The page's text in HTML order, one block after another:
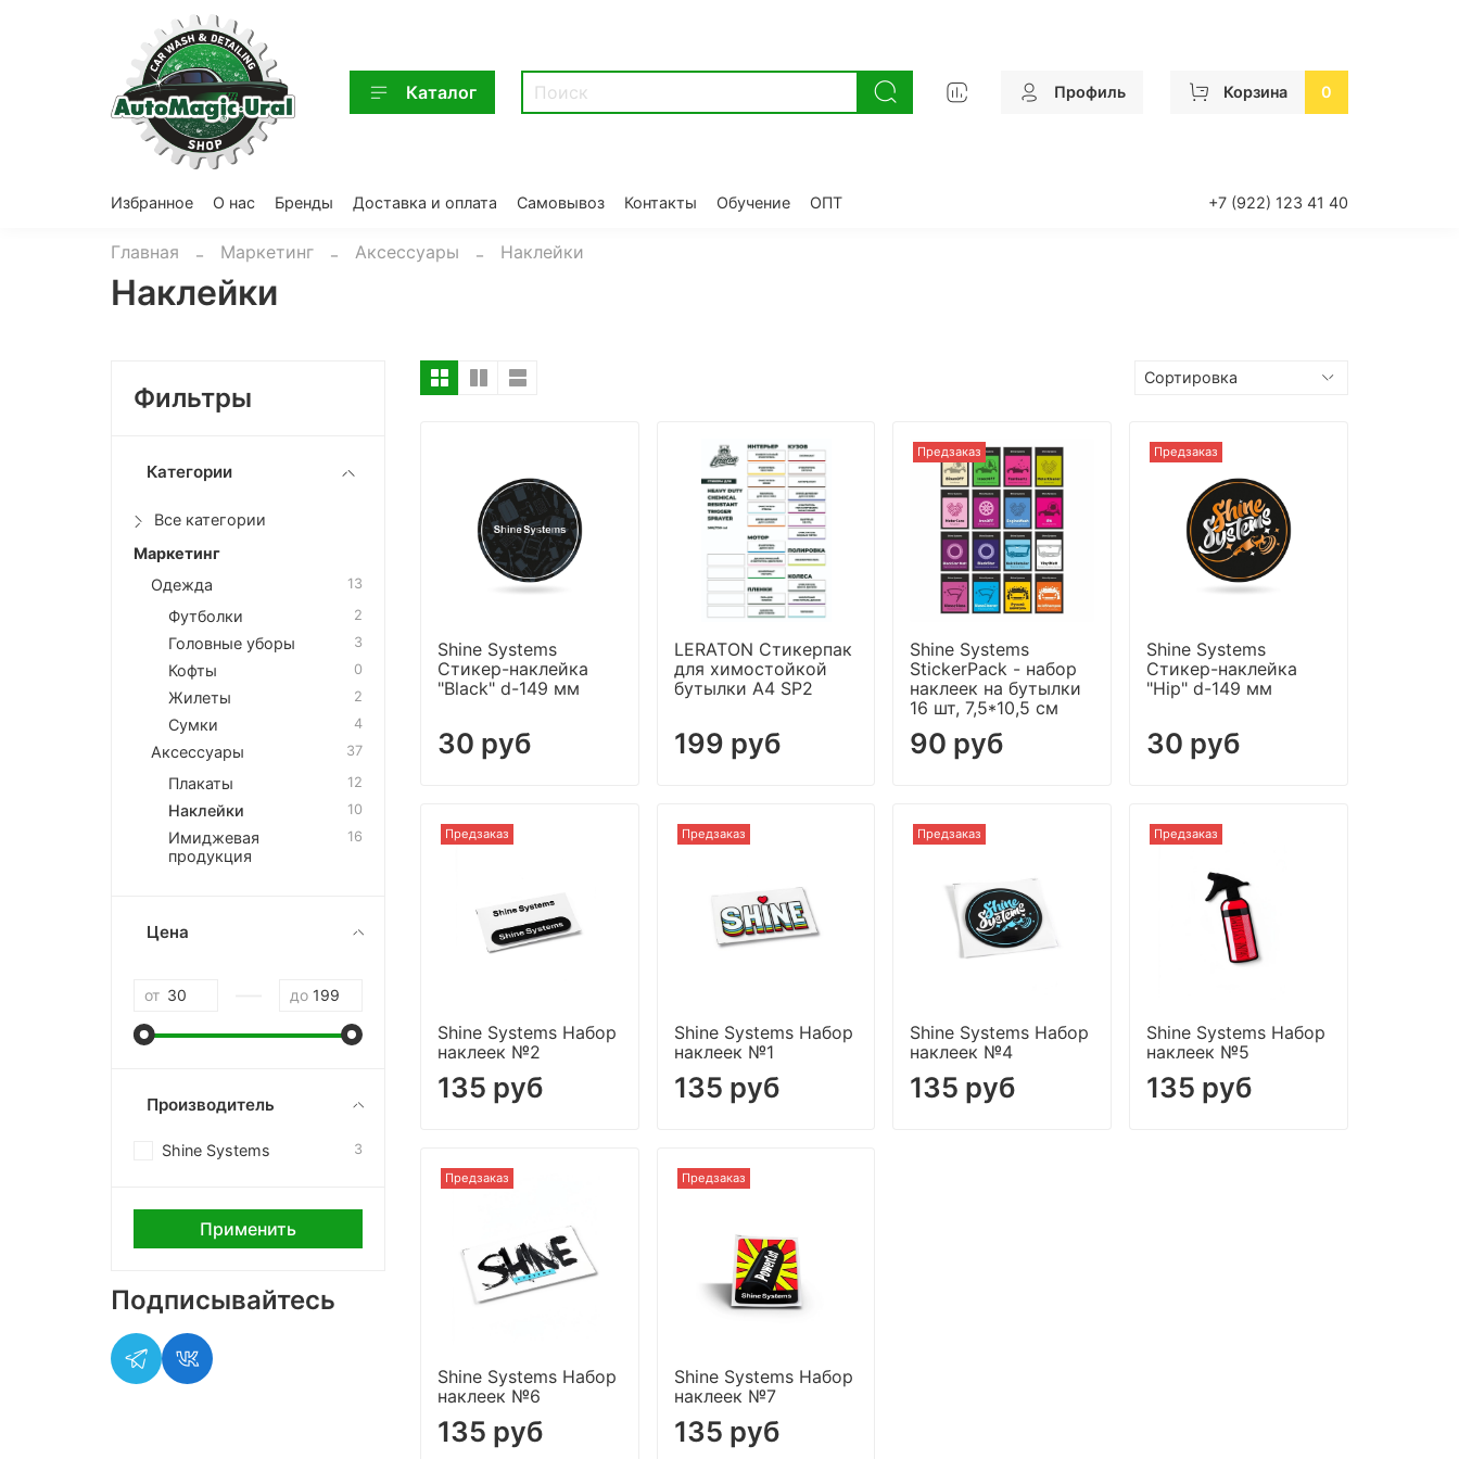
Каталог Профиль Корзина 0
Избранное О нас Бренды Доставка и оплата Самовывоз Контакты Обучение ОПТ +7 (922) 123 41 40
Главная Маркетинг Аксессуары Наклейки
Наклейки
Shine Systems
Стикер-наклейка
"Black" d-149 мм
30 руб
LERATON Стикерпак
для химостойкой
бутылки A4 SP2
199 руб
Предзаказ
Shine Systems
StickerPack - набор
наклеек на бутылки
16 шт, 7,5*10,5 см
90 руб
Предзаказ
Shine Systems
Стикер-наклейка
"Hip" d-149 мм
30 руб
Предзаказ
Shine Systems Набор
наклеек №2
135 руб
Предзаказ
Shine Systems Набор
наклеек №1
135 руб
Предзаказ
Shine Systems Набор
наклеек №4
135 руб
Предзаказ
Shine Systems Набор
наклеек №5
135 руб
Предзаказ
Shine Systems Набор
наклеек №6
135 руб
Предзаказ
Shine Systems Набор
наклеек №7
135 руб
Фильтры
Категории
Все категории
Маркетинг
Одежда
13
Футболки 2
Головные уборы 3
Кофты 0
Жилеты 2
Сумки 4
Аксессуары 37
Плакаты 12
Наклейки 10
Имиджевая
продукция
16
Цена
от до
Производитель
Shine Systems 3
Применить
Подписывайтесь